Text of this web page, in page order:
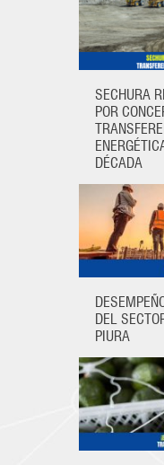
SECHURA
POR
DÉCADA
DEL
PIURA